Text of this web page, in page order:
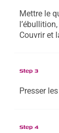
Mettre le
Couvrir et
Step 3
Presser
Step 4